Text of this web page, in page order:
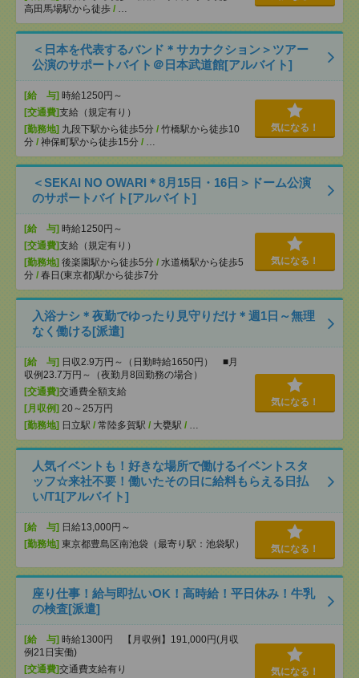
高田馬場駅から徒歩 / …
＜日本を代表するバンド＊サカナクション＞ツアー
公演のサポートバイト＠日本武道館[アルバイト]
[給 与] 時給1250円～
[交通費]支給（規定有り）
[勤務地] 九段下駅から徒歩5分 / 竹橋駅から徒歩10
分 / 神保町駅から徒歩15分 / …
気になる！
＜SEKAI NO OWARI＊8月15日・16日＞ドーム公演
のサポートバイト[アルバイト]
[給 与] 時給1250円～
[交通費]支給（規定有り）
[勤務地] 後楽園駅から徒歩5分 / 水道橋駅から徒歩5
分 / 春日(東京都)駅から徒歩7分
気になる！
入浴ナシ＊夜勤でゆったり見守りだけ＊週1日～無理
なく働ける[派遣]
[給 与] 日収2.9万円～（日勤時給1650円） ■月
収例23.7万円～（夜勤月8回勤務の場合）
[交通費]交通費全額支給
[月収例] 20～25万円
[勤務地] 日立駅 / 常陸多賀駅 / 大甕駅 / …
気になる！
人気イベントも！好きな場所で働けるイベントスタ
ッフ☆来社不要！働いたその日に給料もらえる日払
い/T1[アルバイト]
[給 与] 日給13,000円～
[勤務地] 東京都豊島区南池袋（最寄り駅：池袋駅） 気になる！
座り仕事！給与即払いOK！高時給！平日休み！牛乳
の検査[派遣]
[給 与] 時給1300円 【月収例】191,000円(月収
例21日実働)
[交通費]交通費支給有り
気になる！